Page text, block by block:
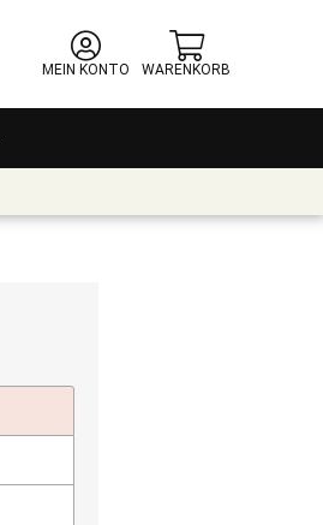
MEIN KONTO
WARENKORB